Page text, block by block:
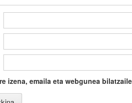
izena, emaila eta webgunea